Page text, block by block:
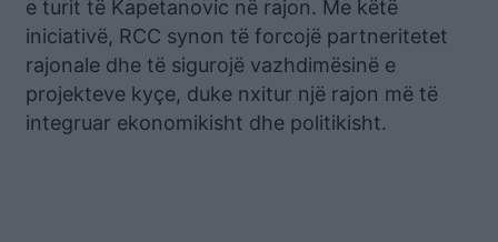
e turit të Kapetanovic në rajon. Me këtë
iniciativë, RCC synon të forcojë partneritetet
rajonale dhe të sigurojë vazhdimësinë e
projekteve kyçe, duke nxitur një rajon më të
integruar ekonomikisht dhe politikisht.